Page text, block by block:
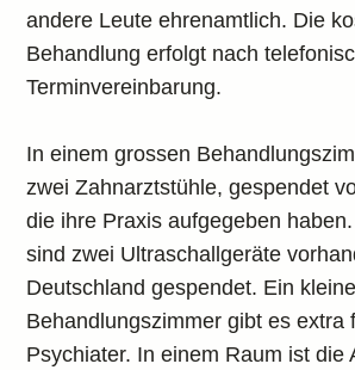
andere Leute ehrenamtlich. Die
Behandlung erfolgt nach
Terminvereinbarung.
In einem grossen
zwei Zahnarztstühle, gespendet
die ihre Praxis aufgegeben
sind zwei Ultraschallgeräte
Deutschland gespendet. Ein
Behandlungszimmer gibt es extra
Psychiater. In einem Raum ist die